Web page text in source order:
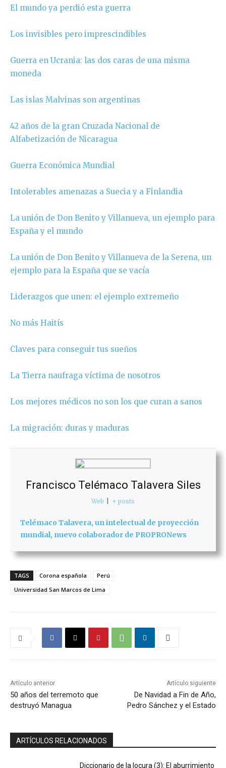
El mundo ya perdió esta guerra
Los invisibles pero imprescindibles
Guerra en Ucrania: las dos caras de una misma
moneda
Las islas Malvinas son argentinas
42 años de la gran Cruzada Nacional de
Alfabetización de Nicaragua
Guerra Económica Mundial
Intolerables amenazas a Suecia y a Finlandia
La unión de Don Benito y Villanueva, un ejemplo para
España y el mundo
La unión de Don Benito y Villanueva de la Serena, un
ejemplo para la España que se vacía
Liderazgos que unen: el ejemplo extremeño
No más Haitís
Claves para conseguir tus sueños
La Tierra naufraga víctima de nosotros
Los mejores médicos no son los que curan a sanos
La migración: duras y maduras
Francisco Telémaco Talavera Siles
Web + posts
Telémaco Talavera, un intelectual de proyección
mundial, nuevo colaborador de PROPRONews
TAGS Corona española
Perú
Universidad San Marcos de Lima
Artículo anterior
50 años del terremoto que
destruyó Managua
Artículo siguiente
De Navidad a Fin de Año,
Pedro Sánchez y el Estado
ARTÍCULOS RELACIONADOS
Diccionario de la locura (3): El aburrimiento